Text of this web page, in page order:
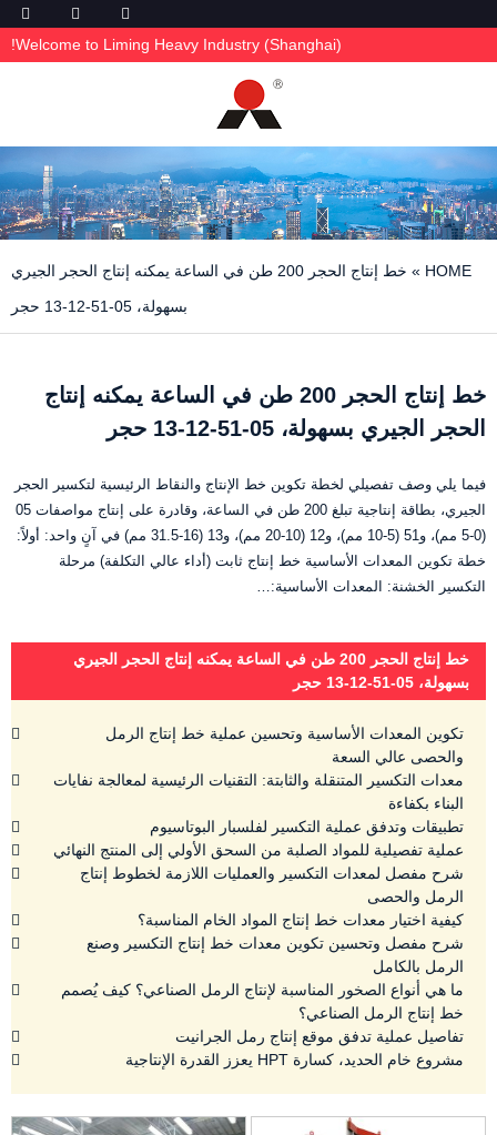
Welcome to Liming Heavy Industry (Shanghai)!
HOME
»
خط إنتاج الحجر 200 طن في الساعة يمكنه إنتاج الحجر الجيري
بسهولة، 05-51-12-13 حجر
خط إنتاج الحجر 200 طن في الساعة يمكنه إنتاج
الحجر الجيري بسهولة، 05-51-12-13 حجر
فيما يلي وصف تفصيلي لخطة تكوين خط الإنتاج والنقاط الرئيسية لتكسير الحجر
الجيري، بطاقة إنتاجية تبلغ 200 طن في الساعة، وقادرة على إنتاج مواصفات 05
(0-5 مم)، و51 (5-10 مم)، و12 (10-20 مم)، و13 (16-31.5 مم) في آنٍ واحد: أولاً:
خطة تكوين المعدات الأساسية خط إنتاج ثابت (أداء عالي التكلفة) ‌مرحلة
التكسير الخشنة: ‌المعدات الأساسية:…
خط إنتاج الحجر 200 طن في الساعة يمكنه إنتاج الحجر الجيري
بسهولة، 05-51-12-13 حجر
تكوين المعدات الأساسية وتحسين عملية خط إنتاج الرمل
والحصى عالي السعة
معدات التكسير المتنقلة والثابتة: التقنيات الرئيسية لمعالجة نفايات
البناء بكفاءة
تطبيقات وتدفق عملية التكسير لفلسبار البوتاسيوم
عملية تفصيلية للمواد الصلبة من السحق الأولي إلى المنتج النهائي
شرح مفصل لمعدات التكسير والعمليات اللازمة لخطوط إنتاج
الرمل والحصى
كيفية اختيار معدات خط إنتاج المواد الخام المناسبة؟
شرح مفصل وتحسين تكوين معدات خط إنتاج التكسير وصنع
الرمل بالكامل
ما هي أنواع الصخور المناسبة لإنتاج الرمل الصناعي؟ كيف يُصمم
خط إنتاج الرمل الصناعي؟
تفاصيل عملية تدفق موقع إنتاج رمل الجرانيت
مشروع خام الحديد، كسارة HPT يعزز القدرة الإنتاجية